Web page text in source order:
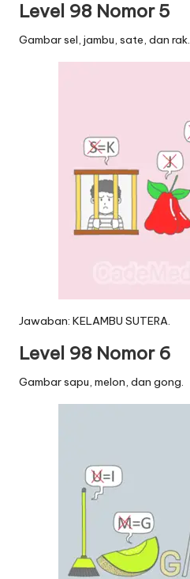
Level 98 Nomor 5
Gambar sel, jambu, sate, dan rak.
Jawaban: KELAMBU SUTERA.
Level 98 Nomor 6
Gambar sapu, melon, dan gong.